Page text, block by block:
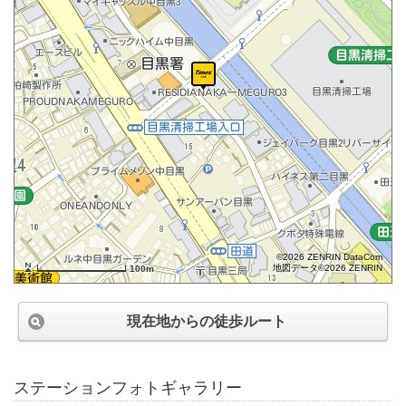
100m
©2026 ZENRIN DataCom
地図データ©2026 ZENRIN
現在地からの徒歩ルート
ステーションフォトギャラリー